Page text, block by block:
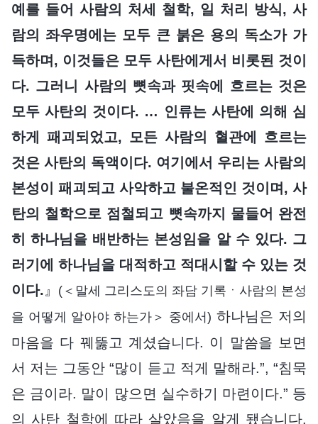
예를 들어 사람의 처세 철학, 일 처리 방식, 사
람의 좌우명에는 모두 큰 붉은 용의 독소가 가
득하며, 이것들은 모두 사탄에게서 비롯된 것이
다. 그러니 사람의 뼛속과 핏속에 흐르는 것은
모두 사탄의 것이다. … 인류는 사탄에 의해 심
하게 패괴되었고, 모든 사람의 혈관에 흐르는
것은 사탄의 독액이다. 여기에서 우리는 사람의
본성이 패괴되고 사악하고 불온적인 것이며, 사
탄의 철학으로 점철되고 뼛속까지 물들어 완전
히 하나님을 배반하는 본성임을 알 수 있다. 그
러기에 하나님을 대적하고 적대시할 수 있는 것
이다. 』 (＜말세 그리스도의 좌담 기록ㆍ사람의 본성
을 어떻게 알아야 하는가＞ 중에서) 하나님은 저의
마음을 다 꿰뚫고 계셨습니다. 이 말씀을 보면
서 저는 그동안 “많이 듣고 적게 말해라.”, “침묵
은 금이라. 말이 많으면 실수하기 마련이다.” 등
의 사탄 철학에 따라 살았음을 알게 됐습니다.